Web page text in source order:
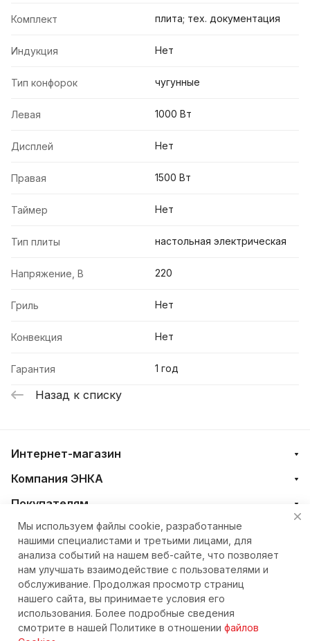
Комплект плита; тех. документация
Индукция Нет
Тип конфорок чугунные
Левая 1000 Вт
Дисплей Нет
Правая 1500 Вт
Таймер Нет
Тип плиты настольная электрическая
Напряжение, В 220
Гриль Нет
Конвекция Нет
Гарантия 1 год
Назад к списку
Интернет-магазин
Компания ЭНКА
Покупателям
+7 (4212) 23-33-33
eshop@nkteh.ru
© 2026 Интернет-магазин ЭНКА техника
Мы используем файлы cookie, разработанные
нашими специалистами и третьими лицами, для
анализа событий на нашем веб-сайте, что позволяет
нам улучшать взаимодействие с пользователями и
обслуживание. Продолжая просмотр страниц
нашего сайта, вы принимаете условия его
использования. Более подробные сведения
смотрите в нашей Политике в отношении файлов